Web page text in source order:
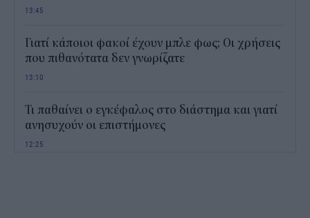
13:45
Γιατί κάποιοι φακοί έχουν μπλε φως; Οι χρήσεις
που πιθανότατα δεν γνωρίζατε
13:10
Τι παθαίνει ο εγκέφαλος στο διάστημα και γιατί
ανησυχούν οι επιστήμονες
12:25